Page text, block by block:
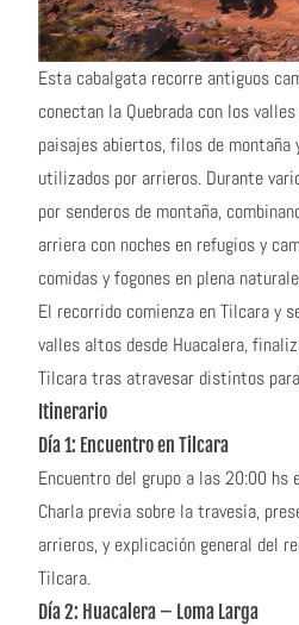
Esta cabalgata recorre antiguos
conectan la Quebrada con los
paisajes abiertos, filos de montaña
utilizados por arrieros. Durante
por senderos de montaña,
arriera con noches en refugios y
comidas y fogones en plena
El recorrido comienza en Tilcara y
valles altos desde Huacalera,
Tilcara tras atravesar distintos
Itinerario
Día 1: Encuentro en Tilcara
Encuentro del grupo a las 20:00 hs
Charla previa sobre la travesía,
arrieros, y explicación general del
Tilcara.
Día 2: Huacalera – Loma Larga